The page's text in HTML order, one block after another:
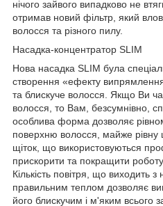
нічого зайвого випадково не
отримав новий фільтр, який
волосся та різного пилу.
Насадка-концентратор SLIM
Нова насадка SLIM була
створення «ефекту
та блискуче волосся. Якщо Ви
волосся, то Вам, безсумнівно,
особлива форма дозволяє
поверхню волосся, майже
щіток, що використовуються
прискорити та покращити
Кількість повітря, що виходить
правильним теплом дозволяє
його блискучим і м'яким всього за